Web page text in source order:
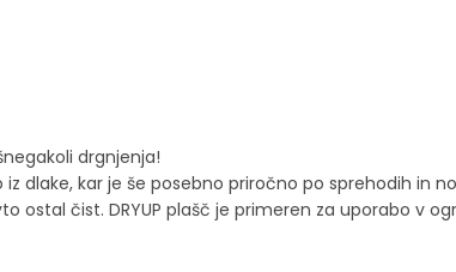
drgnjenja!
dlake, kar je še posebno priročno po sprehodih in
čist. DRYUP plašč je primeren za uporabo v